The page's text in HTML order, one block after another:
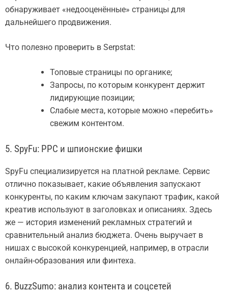
обнаруживает «недооценённые» страницы для
дальнейшего продвижения.
Что полезно проверить в Serpstat:
Топовые страницы по органике;
Запросы, по которым конкурент держит
лидирующие позиции;
Слабые места, которые можно «перебить»
свежим контентом.
5. SpyFu: PPC и шпионские фишки
SpyFu специализируется на платной рекламе. Сервис
отлично показывает, какие объявления запускают
конкуренты, по каким ключам закупают трафик, какой
креатив используют в заголовках и описаниях. Здесь
же — история изменений рекламных стратегий и
сравнительный анализ бюджета. Очень выручает в
нишах с высокой конкуренцией, например, в отрасли
онлайн-образования или финтеха.
6. BuzzSumo: анализ контента и соцсетей